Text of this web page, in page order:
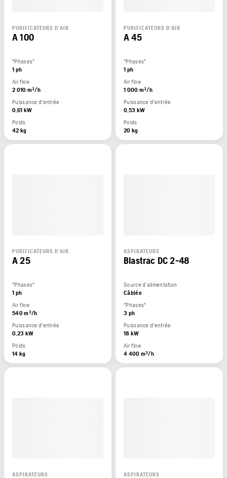
PURIFICATEURS D'AIR
A 100
"Phases"
1 ph
Air flow
2 010 m³/h
Puissance d'entrée
0,61 kW
Poids
42 kg
PURIFICATEURS D'AIR
A 45
"Phases"
1 ph
Air flow
1 000 m³/h
Puissance d'entrée
0,53 kW
Poids
20 kg
PURIFICATEURS D'AIR
A 25
"Phases"
1 ph
Air flow
540 m³/h
Puissance d'entrée
0,23 kW
Poids
14 kg
ASPIRATEURS
Blastrac DC 2-48
Source d’alimentation
Câblée
"Phases"
3 ph
Puissance d'entrée
18 kW
Air flow
4 400 m³/h
ASPIRATEURS ASPIRATEURS